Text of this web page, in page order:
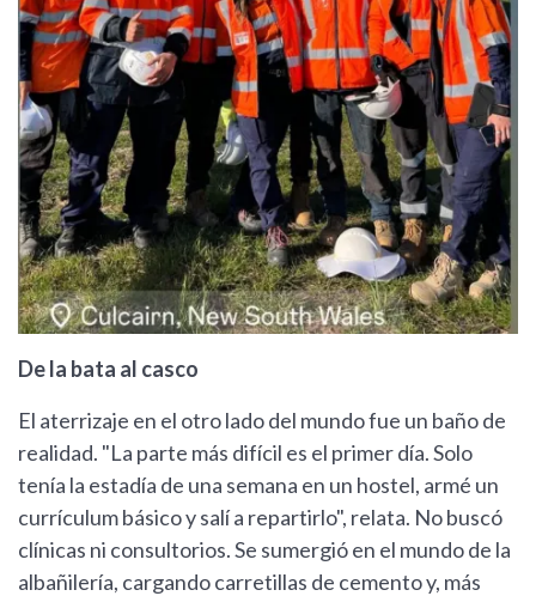
De la bata al casco
El aterrizaje en el otro lado del mundo fue un baño de
realidad. "La parte más difícil es el primer día. Solo
tenía la estadía de una semana en un hostel, armé un
currículum básico y salí a repartirlo", relata. No buscó
clínicas ni consultorios. Se sumergió en el mundo de la
albañilería, cargando carretillas de cemento y, más